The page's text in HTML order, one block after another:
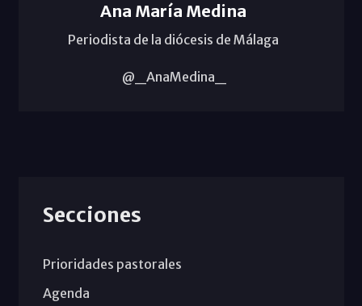
Ana María Medina
Periodista de la diócesis de Málaga
@_AnaMedina_
Secciones
Prioridades pastorales
Agenda